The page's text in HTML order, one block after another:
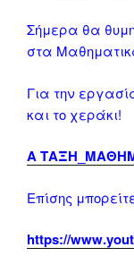
Σήμερα θα
στα
Για την
και το χεράκι!
Α
Επίσης
https://